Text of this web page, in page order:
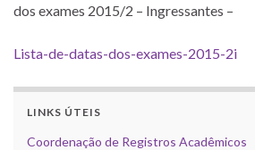
dos exames 2015/2 – Ingressantes –
Lista-de-datas-dos-exames-2015-2i
LINKS ÚTEIS
Coordenação de Registros Acadêmicos